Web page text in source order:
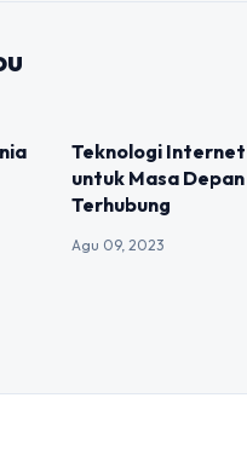
Teknologi
untuk Masa
Terhubung
Agu 09, 2023